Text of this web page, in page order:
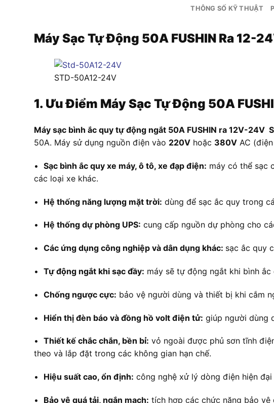
THÔNG SỐ KỸ THUẬT
Máy Sạc Tự Động 50A FUSHIN Ra 12-
STD-50A12-24V
1. Ưu Điểm Máy Sạc Tự Động 50A
Máy sạc bình ắc quy tự động ngắt 50A FUSHIN ra 12V-24V
50A. Máy sử dụng nguồn điện vào 220V hoặc 380V AC
• Sạc bình ắc quy xe máy, ô tô, xe đạp điện: máy có thể sạc
các loại xe khác.
• Hệ thống năng lượng mặt trời: dùng để sạc ắc quy trong
• Hệ thống dự phòng UPS: cung cấp nguồn dự phòng cho
• Các ứng dụng công nghiệp và dân dụng khác: sạc ắc quy
• Tự động ngắt khi sạc đầy: máy sẽ tự động ngắt khi bình
• Chống ngược cực: bảo vệ người dùng và thiết bị khi cắm
• Hiển thị đèn báo và đồng hồ volt điện tử: giúp người dùng
• Thiết kế chắc chắn, bền bỉ: vỏ ngoài được phủ sơn tĩnh
theo và lắp đặt trong các không gian hạn chế.
• Hiệu suất cao, ổn định: công nghệ xử lý dòng điện hiện
• Bảo vệ quá tải, ngắn mạch: tích hợp các chức năng bảo